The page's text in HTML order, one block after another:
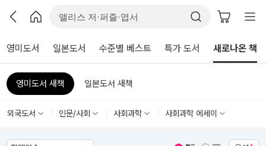
영미도서 일본도서 수준별 베스트 특가 도서 새로나온 책
영미도서 새책 일본도서 새책
외국도서 인문/사회 사회과학 사회과학 에세이